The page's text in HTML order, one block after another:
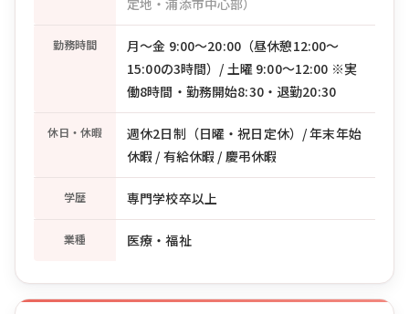
定地・浦添市中心部）
勤務時間
月〜金 9:00〜20:00（昼休憩12:00〜
15:00の3時間）/ 土曜 9:00〜12:00 ※実
働8時間・勤務開始8:30・退勤20:30
休日・休暇
週休2日制（日曜・祝日定休）/ 年末年始
休暇 / 有給休暇 / 慶弔休暇
学歴 専門学校卒以上
業種 医療・福祉